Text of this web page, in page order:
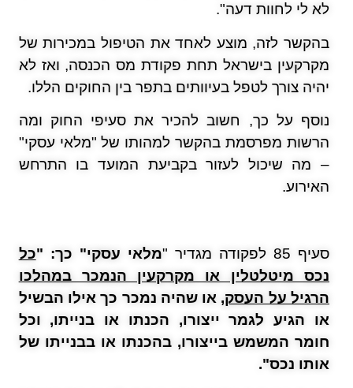
לא לי לחוות דעה".
בהקשר לזה, מוצע לאחד את הטיפול במכירות של
מקרקעין בישראל תחת פקודת מס הכנסה, ואז לא
יהיה צורך לטפל בעיוותים בתפר בין החוקים הללו.
נוסף על כך, חשוב להכיר את סעיפי החוק ומה
הרשות מפרסמת בהקשר למהותו של "מלאי עסקי"
– מה שיכול לעזור בקביעת המועד בו התרחש
האירוע.
סעיף 85 לפקודה מגדיר " מלאי עסקי" כך: "כל
נכס מיטלטלין או מקרקעין הנמכר במהלכו
הרגיל על העסק, או שהיה נמכר כך אילו הבשיל
או הגיע לגמר ייצורו, הכנתו או בנייתו, וכל
חומר המשמש בייצורו, בהכנתו או בבנייתו של
אותו נכס".